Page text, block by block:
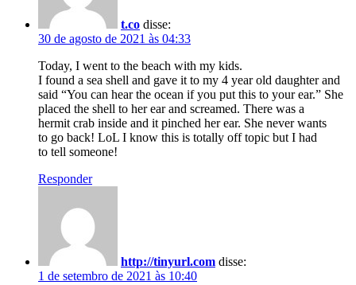
t.co disse:
30 de agosto de 2021 às 04:33
Today, I went to the beach with my kids.
I found a sea shell and gave it to my 4 year old daughter and
said “You can hear the ocean if you put this to your ear.” She
placed the shell to her ear and screamed. There was a
hermit crab inside and it pinched her ear. She never wants
to go back! LoL I know this is totally off topic but I had
to tell someone!
Responder
http://tinyurl.com disse:
1 de setembro de 2021 às 10:40